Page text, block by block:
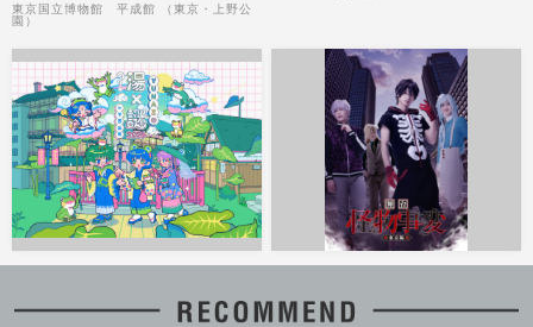
東京国立博物館 平成館 （東京・上野公
園）
下呂温泉
シアターH